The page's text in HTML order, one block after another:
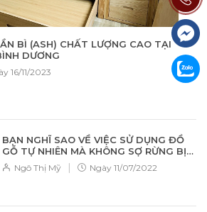
BÌ (ASH) CHẤT LƯỢNG CAO TẠI
DƯƠNG
16/11/2023
BẠN NGHĨ SAO VỀ VIỆC SỬ DỤNG ĐỒ
GỖ TỰ NHIÊN MÀ KHÔNG SỢ RỪNG BỊ
TÀN PHÁ?????
Ngô Thị Mỹ Ngày 11/07/2022